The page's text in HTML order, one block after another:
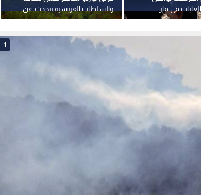
والسلطات الفرنسية تتحدث عن
استقرار الوضع
في فار
1